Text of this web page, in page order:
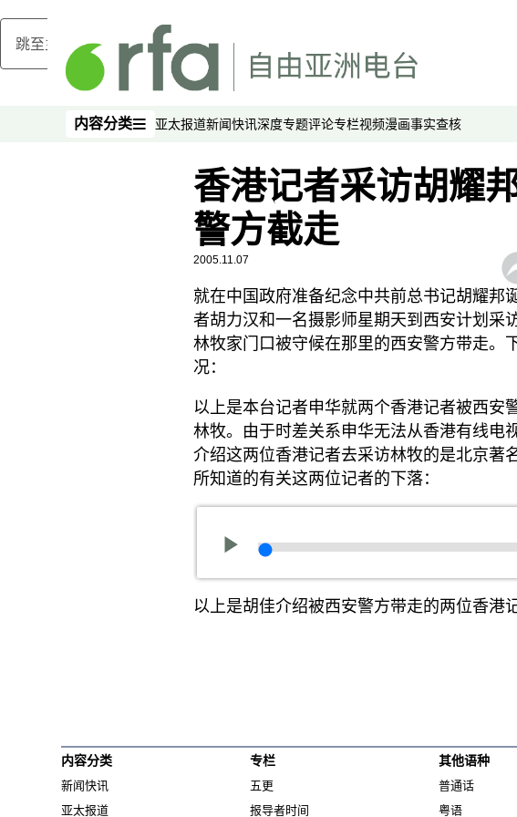
跳至主内容
内容分类
内容分类 亚太报道新闻快讯深度专题评论专栏视频漫画事实查核
香港记者采访胡耀
警方截走
2005.11.07
就在中国政府准备纪念中共前总书记胡耀邦
者胡力汉和一名摄影师星期天到西安计划采
林牧家门口被守候在那里的西安警方带走。
况：
以上是本台记者申华就两个香港记者被西安
林牧。由于时差关系申华无法从香港有线电
介绍这两位香港记者去采访林牧的是北京著
所知道的有关这两位记者的下落：
以上是胡佳介绍被西安警方带走的两位香港
内容分类
新闻快讯
亚太报道
专栏
五更
报导者时间
其他语种
普通话
粤语